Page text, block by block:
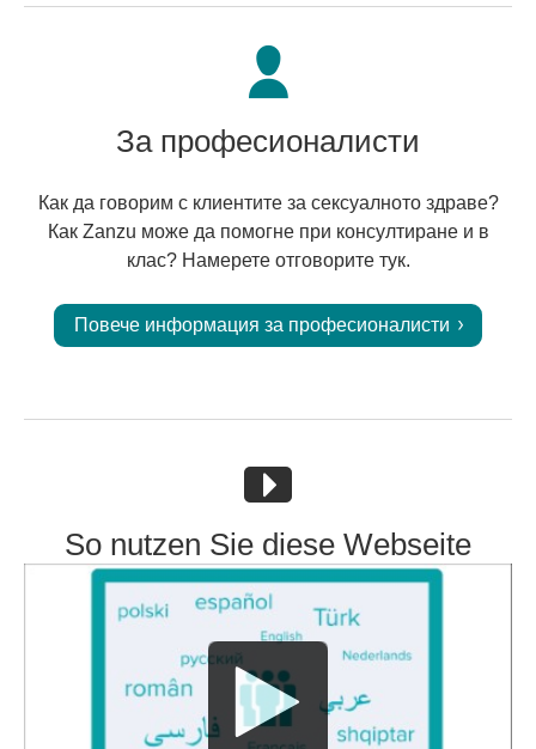
За професионалисти
Как да говорим с клиентите за сексуалното здраве?
Как Zanzu може да помогне при консултиране и в
клас? Намерете отговорите тук.
Повече информация за професионалисти
So nutzen Sie diese Webseite